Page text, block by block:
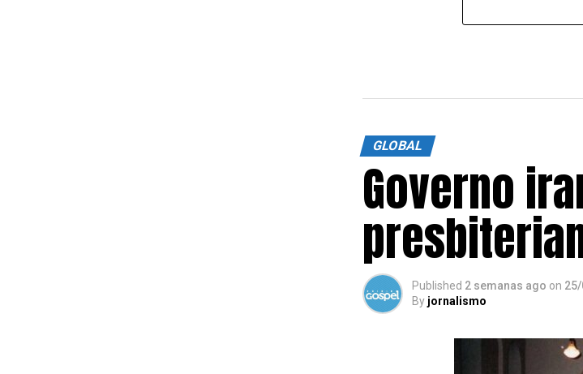
GLOBAL
Governo
Published 2 semanas ago on
By jornalismo